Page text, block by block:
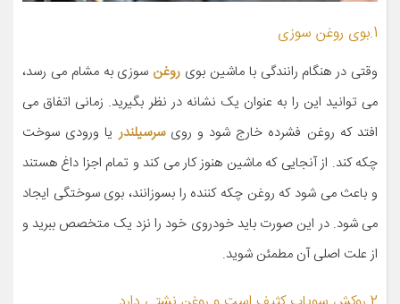
1.بوی روغن سوزی
وقتی در هنگام رانندگی با ماشین بوی روغن سوزی به مشام می رسد،
می توانید این را به عنوان یک نشانه در نظر بگیرید. زمانی اتفاق می
افتد که روغن فشرده خارج شود و رویسرسیلندر یا ورودی سوخت
چکه کند. از آنجایی که ماشین هنوز کار می کند و تمام اجزا داغ هستند
و باعث می شود که روغن چکه کننده را بسوزانند، بوی سوختگی ایجاد
می شود. در این صورت باید خودروی خود را نزد یک متخصص ببرید و
از علت اصلی آن مطمئن شوید.